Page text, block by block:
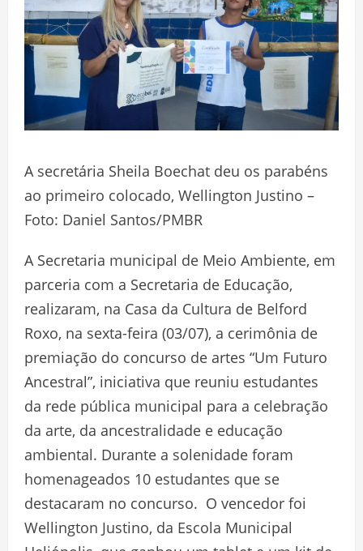
A secretária Sheila Boechat deu os parabéns
ao primeiro colocado, Wellington Justino –
Foto: Daniel Santos/PMBR
A Secretaria municipal de Meio Ambiente, em
parceria com a Secretaria de Educação,
realizaram, na Casa da Cultura de Belford
Roxo, na sexta-feira (03/07), a cerimônia de
premiação do concurso de artes “Um Futuro
Ancestral”, iniciativa que reuniu estudantes
da rede pública municipal para a celebração
da arte, da ancestralidade e educação
ambiental. Durante a solenidade foram
homenageados 10 estudantes que se
destacaram no concurso. O vencedor foi
Wellington Justino, da Escola Municipal